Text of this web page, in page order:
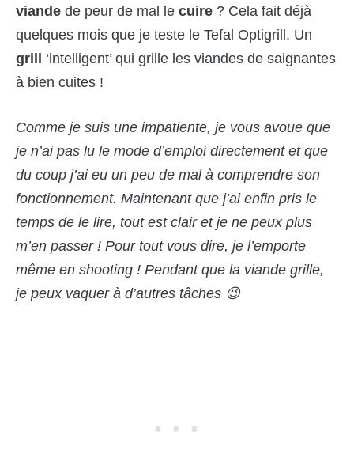
viande de peur de mal le cuire ? Cela fait déjà
quelques mois que je teste le Tefal Optigrill. Un
grill
‘intelligent’ qui grille les viandes de saignantes
à bien cuites !
Comme je suis une impatiente, je vous avoue que
je n’ai pas lu le mode d’emploi directement et que
du coup j’ai eu un peu de mal à comprendre son
fonctionnement. Maintenant que j’ai enfin pris le
temps de le lire, tout est clair et je ne peux plus
m’en passer ! Pour tout vous dire, je l’emporte
même en shooting ! Pendant que la viande grille,
je peux vaquer à d’autres tâches 😉